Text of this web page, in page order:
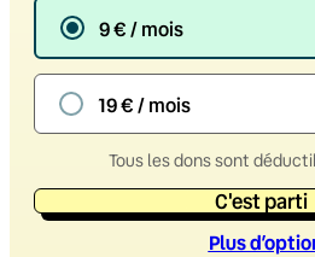
9 € / mois
19 € / mois
Tous les dons sont
C'est parti
Plus